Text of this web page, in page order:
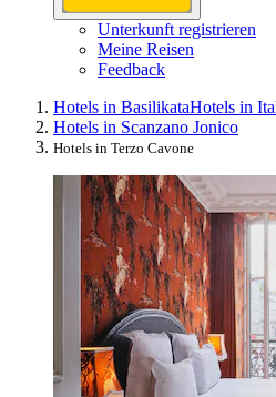
Unterkunft registrieren
Meine Reisen
Feedback
Hotels in BasilikataHotels in
Hotels in Scanzano Jonico
Hotels in Terzo Cavone